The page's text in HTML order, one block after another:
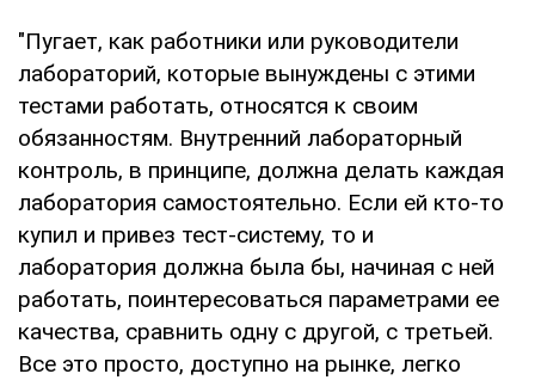
"Пугает, как работники или руководители
лабораторий, которые вынуждены с этими
тестами работать, относятся к своим
обязанностям. Внутренний лабораторный
контроль, в принципе, должна делать каждая
лаборатория самостоятельно. Если ей кто-то
купил и привез тест-систему, то и
лаборатория должна была бы, начиная с ней
работать, поинтересоваться параметрами ее
качества, сравнить одну с другой, с третьей.
Все это просто, доступно на рынке, легко